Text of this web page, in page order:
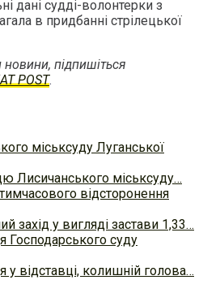
дані судді-волонтерки з
в придбанні стрілецької
підпишіться
POST.
міськсуду Луганської
Лисичанського міськсуду…
відсторонення
захід у вигляді застави 1,33…
Господарського суду
у відставці, колишній голова…